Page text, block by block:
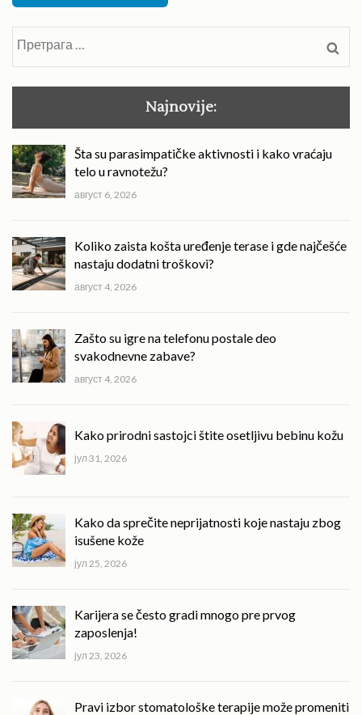
Najnovije:
Šta su parasimpatičke aktivnosti i kako vraćaju
telo u ravnotežu?
август 6, 2026
Koliko zaista košta uređenje terase i gde najčešće
nastaju dodatni troškovi?
август 4, 2026
Zašto su igre na telefonu postale deo
svakodnevne zabave?
август 4, 2026
Kako prirodni sastojci štite osetljivu bebinu kožu
јул 31, 2026
Kako da sprečite neprijatnosti koje nastaju zbog
isušene kože
јул 25, 2026
Karijera se često gradi mnogo pre prvog
zaposlenja!
јул 23, 2026
Pravi izbor stomatološke terapije može promeniti